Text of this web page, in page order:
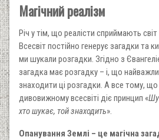
Магічний реалізм
Річ у тім, що реалісти сприймають
Всесвіт постійно генерує загадки та
ми шукали розгадки. Згідно з
загадка має розгадку – і, що
знаходити ці розгадки. А все тому,
дивовижному всесвіті діє принцип «
хто шукає, той знаходить».
Опанування Землі – це магічна